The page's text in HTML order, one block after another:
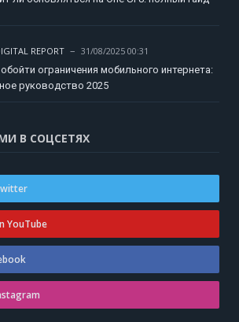
REPORT
31/08/2025 00:31
ограничения мобильного интернета:
руководство 2025
В СОЦСЕТЯХ
YouTube